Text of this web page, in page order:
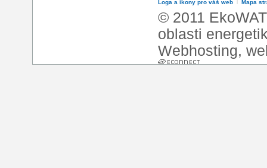
Loga a ikony pro váš web Mapa
© 2011
oblasti
Webhosting,